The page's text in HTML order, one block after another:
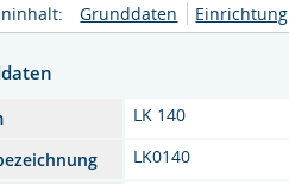
Grunddaten Einrichtung
LK 140
LK0140